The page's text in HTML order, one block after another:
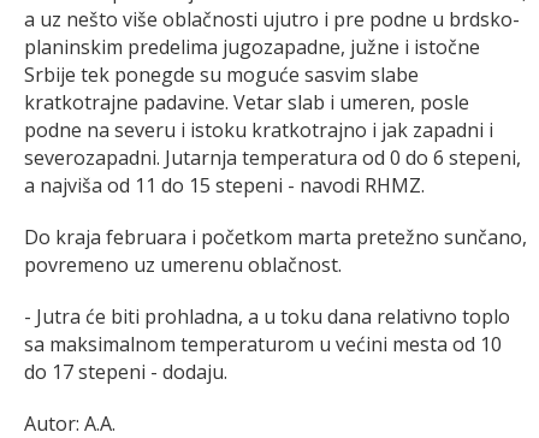
a uz nešto više oblačnosti ujutro i pre podne u brdsko-
planinskim predelima jugozapadne, južne i istočne
Srbije tek ponegde su moguće sasvim slabe
kratkotrajne padavine. Vetar slab i umeren, posle
podne na severu i istoku kratkotrajno i jak zapadni i
severozapadni. Jutarnja temperatura od 0 do 6 stepeni,
a najviša od 11 do 15 stepeni - navodi RHMZ.
Do kraja februara i početkom marta pretežno sunčano,
povremeno uz umerenu oblačnost.
- Jutra će biti prohladna, a u toku dana relativno toplo
sa maksimalnom temperaturom u većini mesta od 10
do 17 stepeni - dodaju.
Autor: A.A.